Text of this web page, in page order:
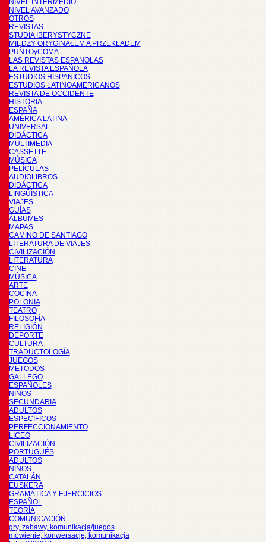
NIVEL INTERMEDIO
NIVEL AVANZADO
OTROS
REVISTAS
STUDIA IBERYSTYCZNE
MIĘDZY ORYGINAŁEM A PRZEKŁADEM
PUNTOyCOMA
LAS REVISTAS ESPANOLAS
LA REVISTA ESPAÑOLA
ESTUDIOS HISPANICOS
ESTUDIOS LATINOAMERICANOS
REVISTA DE OCCIDENTE
HISTORIA
ESPAÑA
AMÉRICA LATINA
UNIVERSAL
DIDÁCTICA
MULTIMEDIA
CASSETTE
MÚSICA
PELÍCULAS
AUDIOLIBROS
DIDÁCTICA
LINGÜÍSTICA
VIAJES
GUÍAS
ÁLBUMES
MAPAS
CAMINO DE SANTIAGO
LITERATURA DE VIAJES
CIVILIZACIÓN
LITERATURA
CINE
MÚSICA
ARTE
COCINA
POLONIA
TEATRO
FILOSOFÍA
RELIGIÓN
DEPORTE
CULTURA
TRADUCTOLOGÍA
JUEGOS
METODOS
GALLEGO
ESPAÑOLES
NIÑOS
SECUNDARIA
ADULTOS
ESPECIFICOS
PERFECCIONAMIENTO
LICEO
CIVILIZACIÓN
PORTUGUÉS
ADULTOS
NIÑOS
CATALÁN
EUSKERA
GRAMÁTICA Y EJERCICIOS
ESPAÑOL
TEORÍA
COMUNICACIÓN
gry, zabawy, komunikacja/juegos
mówienie, konwersacje, komunikacja